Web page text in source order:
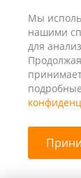
Мы
нашими
для